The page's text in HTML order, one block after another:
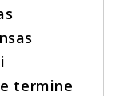
termine